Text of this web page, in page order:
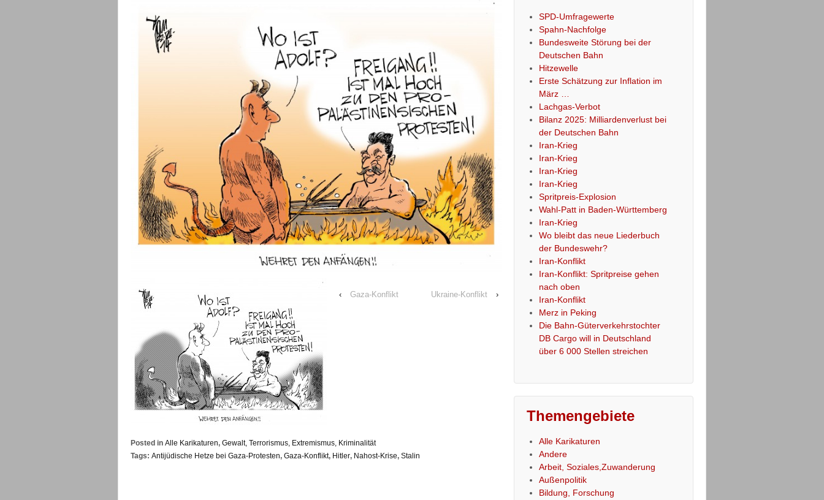
‹ Gaza-Konflikt Ukraine-Konflikt ›
Posted in Alle Karikaturen, Gewalt, Terrorismus, Extremismus, Kriminalität
Tags: Antijüdische Hetze bei Gaza-Protesten, Gaza-Konflikt, Hitler, Nahost-Krise, Stalin
SPD-Umfragewerte
Spahn-Nachfolge
Bundesweite Störung bei der
Deutschen Bahn
Hitzewelle
Erste Schätzung zur Inflation im
März …
Lachgas-Verbot
Bilanz 2025: Milliardenverlust bei
der Deutschen Bahn
Iran-Krieg
Iran-Krieg
Iran-Krieg
Iran-Krieg
Spritpreis-Explosion
Wahl-Patt in Baden-Württemberg
Iran-Krieg
Wo bleibt das neue Liederbuch
der Bundeswehr?
Iran-Konflikt
Iran-Konflikt: Spritpreise gehen
nach oben
Iran-Konflikt
Merz in Peking
Die Bahn-Güterverkehrstochter
DB Cargo will in Deutschland
über 6 000 Stellen streichen
Themengebiete
Alle Karikaturen
Andere
Arbeit, Soziales,Zuwanderung
Außenpolitik
Bildung, Forschung